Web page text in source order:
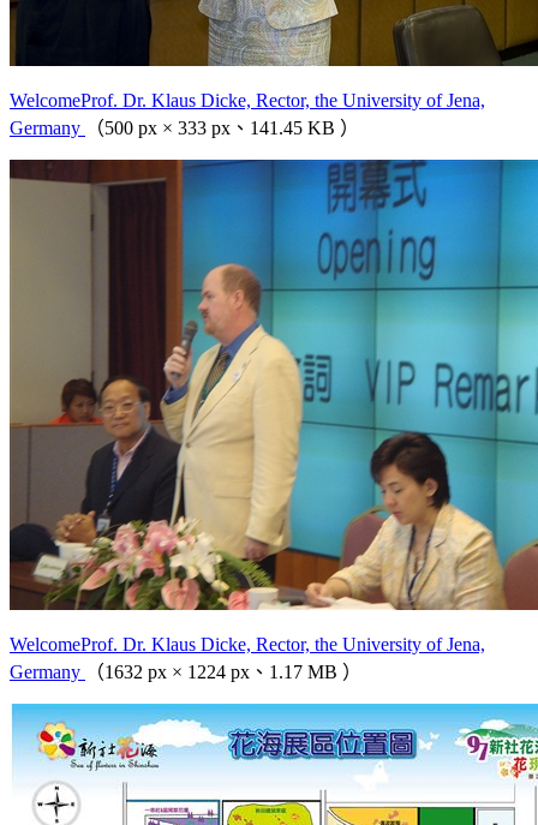
WelcomeProf. Dr. Klaus Dicke, Rector, the University of Jena,
Germany
（500 px × 333 px、141.45 KB ）
WelcomeProf. Dr. Klaus Dicke, Rector, the University of Jena,
Germany
（1632 px × 1224 px、1.17 MB ）